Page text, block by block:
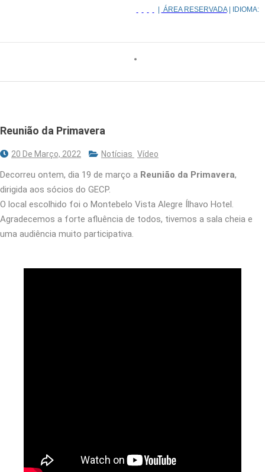
ÁREA RESERVADA| IDIOMA:
Reunião da Primavera
20 De Março, 2022 Notícias Vídeo
Decorreu ontem, dia 19 de março a Reunião da Primavera,
dirigida aos sócios do GECP.
O local escolhido foi o Montebelo Vista Alegre Ílhavo Hotel.
Agradecemos a forte afluência de todos, tivemos a sala cheia e
uma audiência muito participativa.